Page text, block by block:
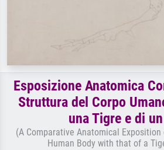
Esposizione Anatomica
Struttura del Corpo
una Tigre e di
(A Comparative Anatomical
Human Body with that of a